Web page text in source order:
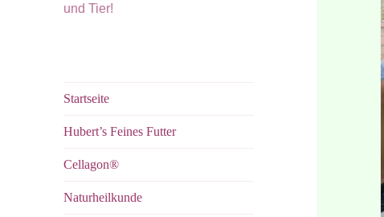
und Tier!
Startseite
Hubert’s Feines Futter
Cellagon®
Naturheilkunde